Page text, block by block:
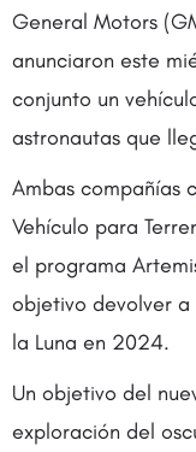
General Motors
anunciaron este
conjunto un
astronautas que
Ambas compañías
Vehículo para
el programa
objetivo devolver a
la Luna en 2024.
Un objetivo del
exploración del